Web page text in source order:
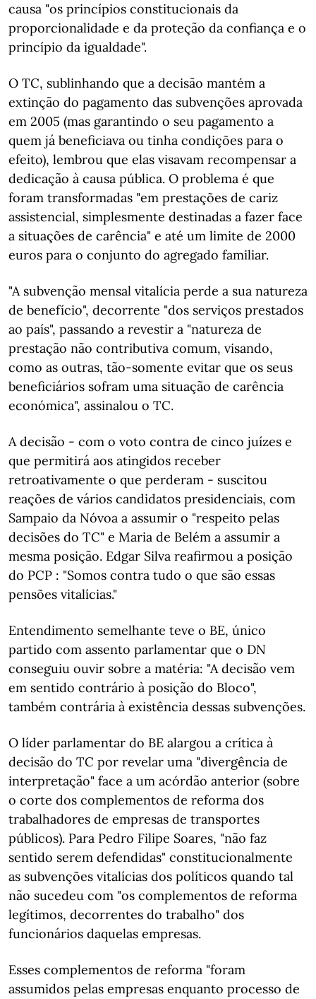
causa "os princípios constitucionais da
proporcionalidade e da proteção da confiança e o
princípio da igualdade".
O TC, sublinhando que a decisão mantém a
extinção do pagamento das subvenções aprovada
em 2005 (mas garantindo o seu pagamento a
quem já beneficiava ou tinha condições para o
efeito), lembrou que elas visavam recompensar a
dedicação à causa pública. O problema é que
foram transformadas "em prestações de cariz
assistencial, simplesmente destinadas a fazer face
a situações de carência" e até um limite de 2000
euros para o conjunto do agregado familiar.
"A subvenção mensal vitalícia perde a sua natureza
de benefício", decorrente "dos serviços prestados
ao país", passando a revestir a "natureza de
prestação não contributiva comum, visando,
como as outras, tão-somente evitar que os seus
beneficiários sofram uma situação de carência
económica", assinalou o TC.
A decisão - com o voto contra de cinco juízes e
que permitirá aos atingidos receber
retroativamente o que perderam - suscitou
reações de vários candidatos presidenciais, com
Sampaio da Nóvoa a assumir o "respeito pelas
decisões do TC" e Maria de Belém a assumir a
mesma posição. Edgar Silva reafirmou a posição
do PCP : "Somos contra tudo o que são essas
pensões vitalícias."
Entendimento semelhante teve o BE, único
partido com assento parlamentar que o DN
conseguiu ouvir sobre a matéria: "A decisão vem
em sentido contrário à posição do Bloco",
também contrária à existência dessas subvenções.
O líder parlamentar do BE alargou a crítica à
decisão do TC por revelar uma "divergência de
interpretação" face a um acórdão anterior (sobre
o corte dos complementos de reforma dos
trabalhadores de empresas de transportes
públicos). Para Pedro Filipe Soares, "não faz
sentido serem defendidas" constitucionalmente
as subvenções vitalícias dos políticos quando tal
não sucedeu com "os complementos de reforma
legítimos, decorrentes do trabalho" dos
funcionários daquelas empresas.
Esses complementos de reforma "foram
assumidos pelas empresas enquanto processo de